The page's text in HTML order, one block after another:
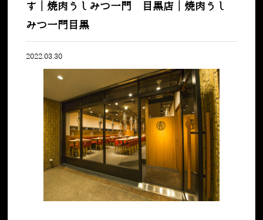
す｜焼肉うしみつ一門 目黒店｜焼肉うし
みつ一門目黒
2022.03.30